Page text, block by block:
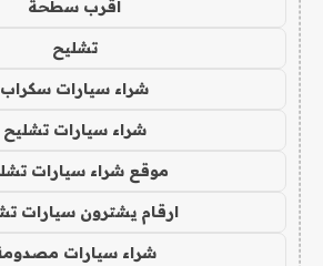
اقرب سطحة
تشليح
شراء سيارات سكراب
شراء سيارات تشليح
موقع شراء سيارات
ارقام يشترون سيارات
شراء سيارات